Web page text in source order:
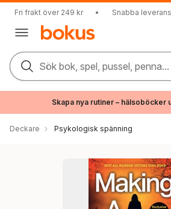
Fri frakt över 249 kr • Snabba
Sök bok, spel, pussel, penna...
Skapa nya rutiner – hälsoböcker
Deckare Psykologisk spänning